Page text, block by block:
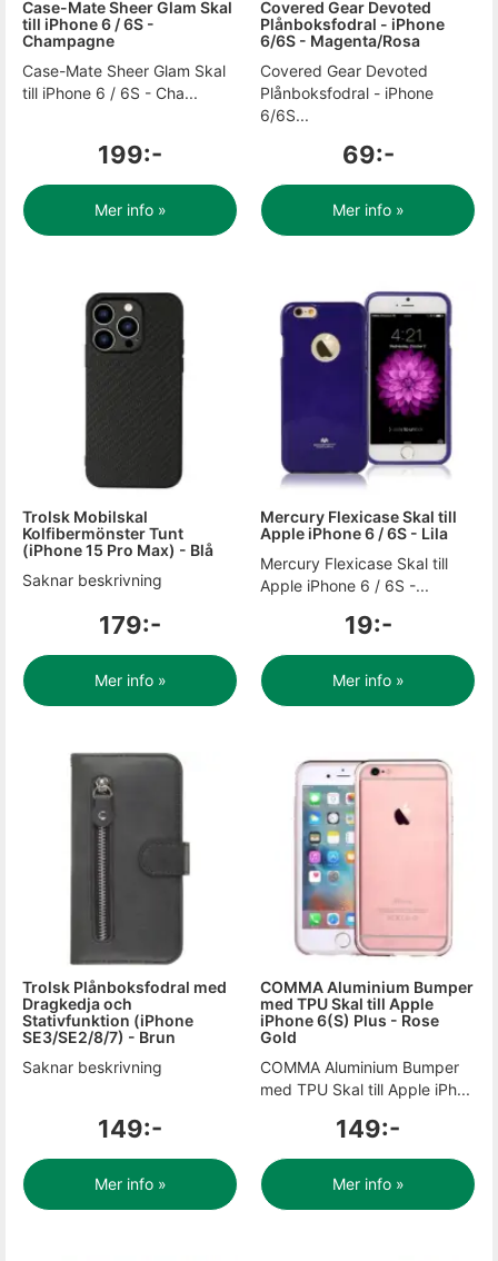
Case-Mate Sheer Glam Skal
till iPhone 6 / 6S -
Champagne
Case-Mate Sheer Glam Skal
till iPhone 6 / 6S - Cha...
199:-
Mer info »
Covered Gear Devoted
Plånboksfodral - iPhone
6/6S - Magenta/Rosa
Covered Gear Devoted
Plånboksfodral - iPhone
6/6S...
69:-
Mer info »
Trolsk Mobilskal
Kolfibermönster Tunt
(iPhone 15 Pro Max) - Blå
Saknar beskrivning
179:-
Mer info »
Mercury Flexicase Skal till
Apple iPhone 6 / 6S - Lila
Mercury Flexicase Skal till
Apple iPhone 6 / 6S -...
19:-
Mer info »
Trolsk Plånboksfodral med
Dragkedja och
Stativfunktion (iPhone
SE3/SE2/8/7) - Brun
Saknar beskrivning
149:-
Mer info »
COMMA Aluminium Bumper
med TPU Skal till Apple
iPhone 6(S) Plus - Rose
Gold
COMMA Aluminium Bumper
med TPU Skal till Apple iPh...
149:-
Mer info »